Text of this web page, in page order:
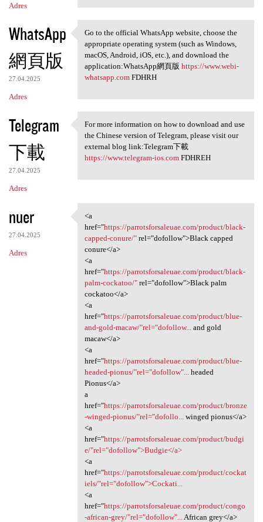
Adres
WhatsApp
網頁版
27.04.2025
Adres
Go to the official WhatsApp
Go to the official WhatsApp website, choose the
appropriate operating system (such as Windows,
macOS, Android, iOS, etc.), and download the
application:WhatsApp網頁版 https://www.webi-
whatsapp.comFDHRH
Telegram
下載
27.04.2025
Adres
For more information on how
For more information on how to download and use
the Chinese version of Telegram, please visit our
external blog link:Telegram下載
https://www.telegram-ios.comFDHREH
nuer
27.04.2025
Adres
<a href="https:/
<a
href="https://parrotsforsaleuae.com/product/black-
capped-conure/"rel="dofollow">Black capped
conure</a>
<a
href="https://parrotsforsaleuae.com/product/black-
palm-cockatoo/"rel="dofollow">Black palm
cockatoo</a>
<a
href="https://parrotsforsaleuae.com/product/blue-
and-gold-macaw/"rel="dofollow...
and gold
macaw</a>
<a
href="https://parrotsforsaleuae.com/product/blue-
headed-pionus/"rel="dofollow"...
headed
Pionus</a>
a
href="https://parrotsforsaleuae.com/product/bronze
-winged-pionus/"rel="dofollo...
winged pionus</a>
<a
href="https://parrotsforsaleuae.com/product/budgi
e/"rel="dofollow">Budgie</a>
<a
href="https://parrotsforsaleuae.com/product/cockat
iels/"rel="dofollow">Cockati...
<a
href="https://parrotsforsaleuae.com/product/congo
-african-grey/"rel="dofollow"...
African grey</a>